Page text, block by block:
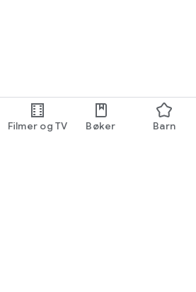
Filmer og TV Bøker Barn